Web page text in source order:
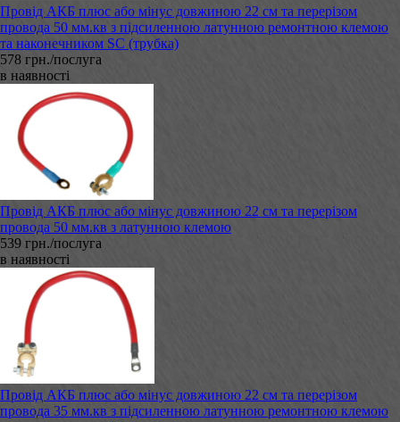
Провід АКБ плюс або мінус довжиною 22 см та перерізом
провода 50 мм.кв з підсиленною латунною ремонтною клемою
та наконечником SC (трубка)
578 грн./послуга
в наявності
Провід АКБ плюс або мінус довжиною 22 см та перерізом
провода 50 мм.кв з латунною клемою
539 грн./послуга
в наявності
Провід АКБ плюс або мінус довжиною 22 см та перерізом
провода 35 мм.кв з підсиленною латунною ремонтною клемою